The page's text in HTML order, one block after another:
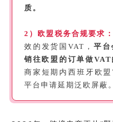
质。
2）欧盟税务合规要求：
效的发货国VAT ， 平台
销往欧盟的订单做VAT
商家短期内⻄班⽛欧
平台申请延期泛欧屏蔽。